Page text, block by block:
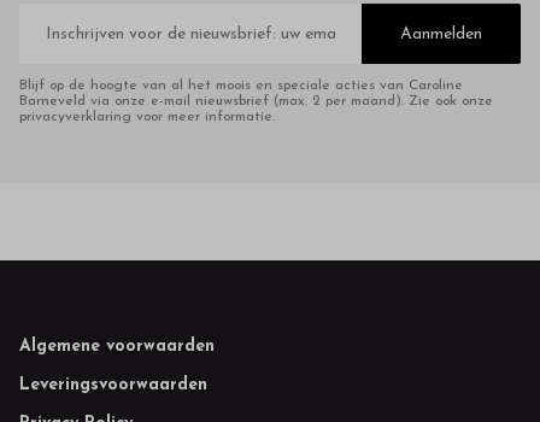
mailadres
Aanmelden
Blijf op de hoogte van al het moois en speciale acties van Caroline
Barneveld via onze e-mail nieuwsbrief (max. 2 per maand). Zie ook onze
privacyverklaring voor meer informatie.
Footer
Algemene voorwaarden
Leveringsvoorwaarden